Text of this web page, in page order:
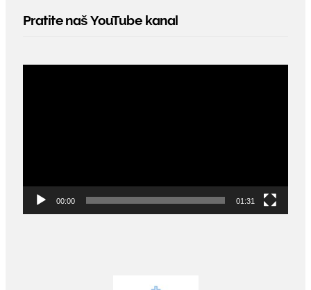
Pratite naš YouTube kanal
00:00 01:31